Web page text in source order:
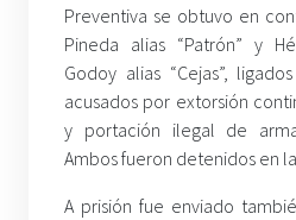
Preventiva se obtuvo en
Pineda alias “Patrón” y
Godoy alias “Cejas”,
acusados por extorsión
y portación ilegal de
Ambos fueron detenidos en
A prisión fue enviado